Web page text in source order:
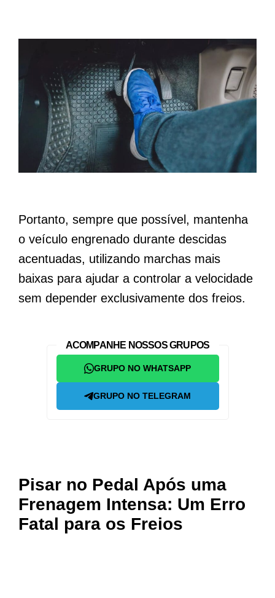
Portanto, sempre que possível, mantenha
o veículo engrenado durante descidas
acentuadas, utilizando marchas mais
baixas para ajudar a controlar a velocidade
sem depender exclusivamente dos freios.
ACOMPANHE NOSSOS GRUPOS
GRUPO NO WHATSAPP
GRUPO NO TELEGRAM
Pisar no Pedal Após uma
Frenagem Intensa: Um Erro
Fatal para os Freios